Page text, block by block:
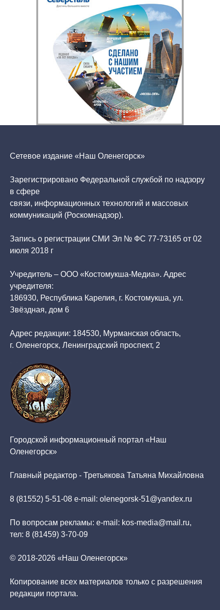
Сетевое издание «Наш Оленегорск»
Зарегистрировано Федеральной службой по надзору
в сфере
связи, информационных технологий и массовых
коммуникаций (Роскомнадзор).
Запись о регистрации СМИ Эл № ФС 77-73165 от 02
июля 2018 г
Учредитель – ООО «Костомукша-Медиа». Адрес
учредителя:
186930, Республика Карелия, г. Костомукша, ул.
Звёздная, дом 6
Адрес редакции: 184530, Мурманская область,
г. Оленегорск, Ленинградский проспект, 2
Городской информационный портал «Наш
Оленегорск»
Главный редактор - Третьякова Татьяна Михайловна
8 (81552) 5-51-08 e-mail: olenegorsk-51@yandex.ru
По вопросам рекламы: e-mail: kos-media@mail.ru,
тел: 8 (81459) 3-70-09
© 2018-2026 «Наш Оленегорск»
Копирование всех материалов только с разрешения
редакции портала.